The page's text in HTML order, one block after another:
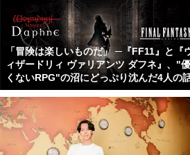
「冒険は楽しいものだ」 ─『FF11』と『
ィザードリィ ヴァリアンツ ダフネ』、"
くないRPG"の沼にどっぷり沈んだ4人の